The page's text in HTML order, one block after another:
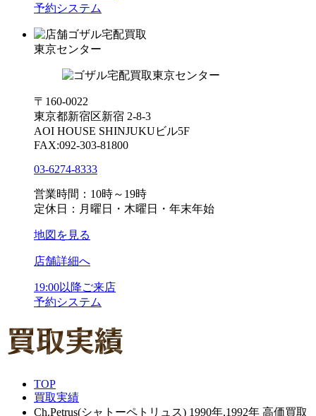
予約システム
ゴザル宅配買取
東京センター
〒160-0022
東京都新宿区新宿 2-8-3
AOI HOUSE SHINJUKUビル5F
FAX:092-303-81800
03-6274-8333
営業時間：10時～19時
定休日：月曜日・木曜日・年末年始
地図を見る
店舗詳細へ
19:00以降ご来店
予約システム
TOP
買取実績
Ch.Petrus(シャトーペトリュス) 1990年,1992年 高価買取